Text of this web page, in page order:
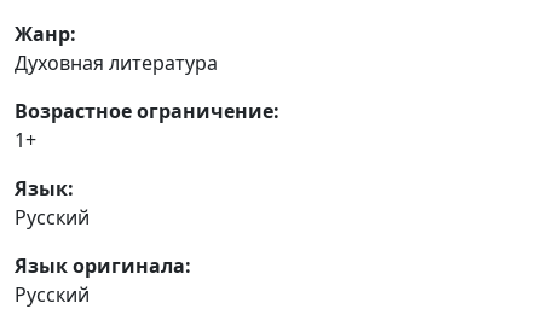
Жанр:
Духовная литература
Возрастное ограничение:
1+
Язык:
Русский
Язык оригинала:
Русский